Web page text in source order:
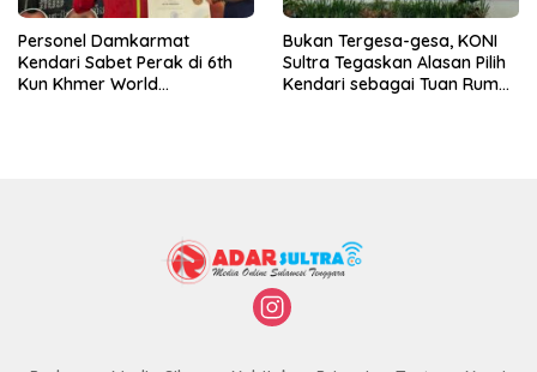
Personel Damkarmat
Kendari Sabet Perak di 6th
Kun Khmer World
Bukan Tergesa-gesa, KONI
Sultra Tegaskan Alasan Pilih
Kendari sebagai Tuan Rumah